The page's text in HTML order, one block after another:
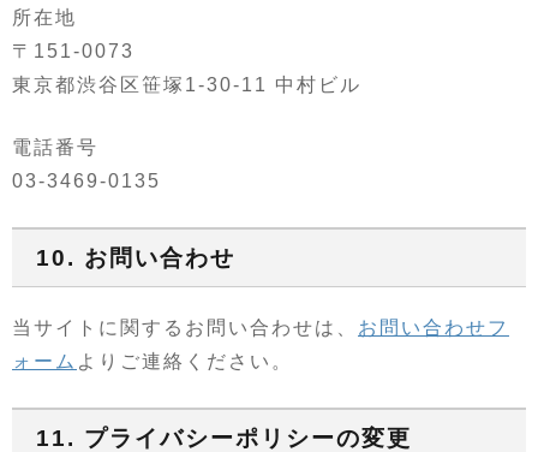
所在地
〒151-0073
東京都渋谷区笹塚1-30-11 中村ビル
電話番号
03-3469-0135
10. お問い合わせ
当サイトに関するお問い合わせは、 お問い合わせフ
ォーム よりご連絡ください。
11. プライバシーポリシーの変更